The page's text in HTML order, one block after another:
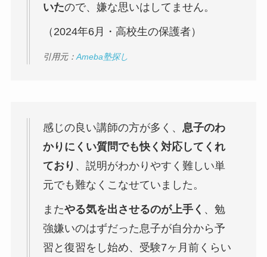
いたので、嫌な思いはしてません。
（2024年6月・高校生の保護者）
引用元：Ameba塾探し
感じの良い講師の方が多く、 息子のわ
かりにくい質問でも快く対応してくれ
ており 、説明がわかりやすく難しい単
元でも難なくこなせていました。
またやる気を出させるのが上手く 、勉
強嫌いのはずだった息子が自分から予
習と復習をし始め、受験7ヶ月前くらい